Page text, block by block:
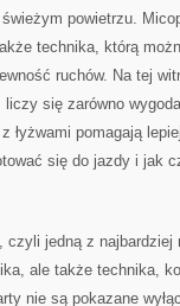
powietrzu.
technika, którą
ruchów. Na tej
się zarówno
łyżwami pomagają
się do jazdy i jak
czyli jedną z najbardziej
ale także technika,
nie są pokazane